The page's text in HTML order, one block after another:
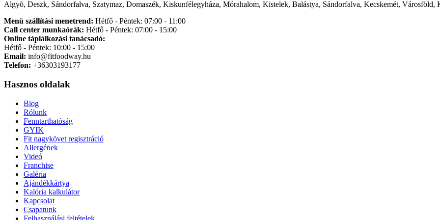
Algyõ, Deszk, Sándorfalva, Szatymaz, Domaszék, Kiskunfélegyháza, Mórahalom, Kistelek, Balástya, Sándorfalva, Kecskemét, Városföld,
Menü szállítási menetrend: Hétfő - Péntek: 07:00 - 11:00
Call center munkaórák: Hétfő - Péntek: 07:00 - 15:00
Online tàplàlkozàsi tanàcsadò:
Hétfő - Péntek: 10:00 - 15:00
Email: info@fitfoodway.hu
Telefon: +36303193177
Hasznos oldalak
Blog
Rólunk
Fenntarthatóság
GYIK
Fit nagykövet regisztráció
Allergének
Videó
Franchise
Galéria
Ajándékkártya
Kalória kalkulátor
Kapcsolat
Csapatunk
Felhasználási feltételek